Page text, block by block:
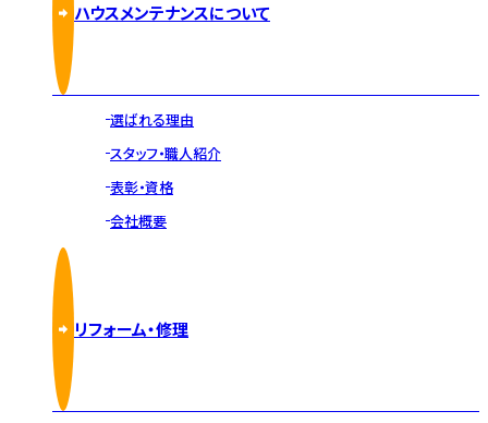
ハウスメンテナンスについて
選ばれる理由
スタッフ・職人紹介
表彰・資格
会社概要
リフォーム・修理